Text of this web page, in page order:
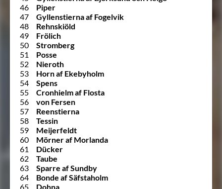
46
Piper
47
Gyllenstierna af Fogelvik
48
Rehnskiöld
49
Frölich
50
Stromberg
51
Posse
52
Nieroth
53
Horn af Ekebyholm
54
Spens
55
Cronhielm af Flosta
56
von Fersen
57
Reenstierna
58
Tessin
59
Meijerfeldt
60
Mörner af Morlanda
61
Dücker
62
Taube
63
Sparre af Sundby
64
Bonde af Säfstaholm
65
Dohna